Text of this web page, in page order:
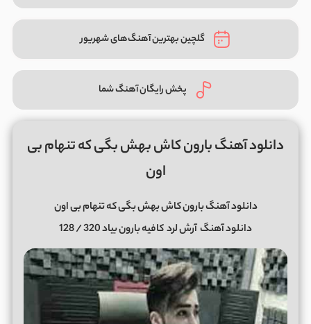
گلچین بهترین آهنگ‌های شهریور
پخش رایگان آهنگ شما
دانلود آهنگ بارون کاش بهش بگی که تنهام بی
اون
دانلود آهنگ بارون کاش بهش بگی که تنهام بی اون
دانلود آهنگآرش لردکافیه بارون بیاد 320 / 128